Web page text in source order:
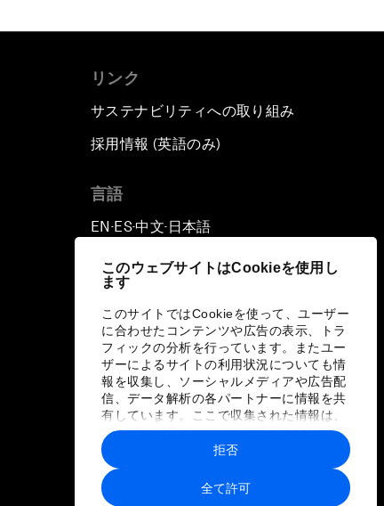
このウェブサイトはCookieを使用し
ます
このサイトではCookieを使って、ユーザー
に合わせたコンテンツや広告の表示、トラ
フィックの分析を行っています。またユー
ザーによるサイトの利用状況についても情
報を収集し、ソーシャルメディアや広告配
信、データ解析の各パートナーに情報を共
有しています。ここで収集された情報は、
ユーザーが各パートナーに提供した他の情
報や各パートナーのサービスを使用した際
に収集された情報と組み合わされ、各パー
トナーによって使用されることがありま
す。
全て許可
拒否
リンク
サステナビリティへの取り組み
採用情報 (英語のみ)
言語
EN ▪ ES▪中文▪ 日本語